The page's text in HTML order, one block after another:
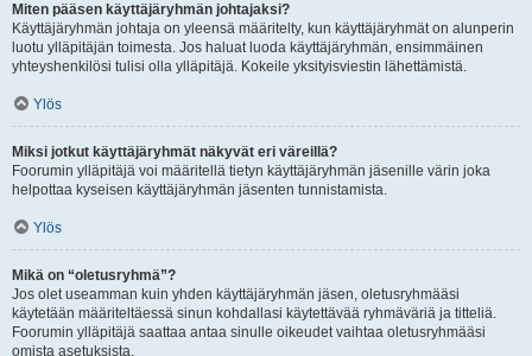
Miten pääsen käyttäjäryhmän johtajaksi?
Käyttäjäryhmän johtaja on yleensä määritelty, kun käyttäjäryhmät on alunperin
luotu ylläpitäjän toimesta. Jos haluat luoda käyttäjäryhmän, ensimmäinen
yhteyshenkilösi tulisi olla ylläpitäjä. Kokeile yksityisviestin lähettämistä.
Ylös
Miksi jotkut käyttäjäryhmät näkyvät eri väreillä?
Foorumin ylläpitäjä voi määritellä tietyn käyttäjäryhmän jäsenille värin joka
helpottaa kyseisen käyttäjäryhmän jäsenten tunnistamista.
Ylös
Mikä on “oletusryhmä”?
Jos olet useamman kuin yhden käyttäjäryhmän jäsen, oletusryhmääsi
käytetään määriteltäessä sinun kohdallasi käytettävää ryhmäväriä ja titteliä.
Foorumin ylläpitäjä saattaa antaa sinulle oikeudet vaihtaa oletusryhmääsi
omista asetuksista.